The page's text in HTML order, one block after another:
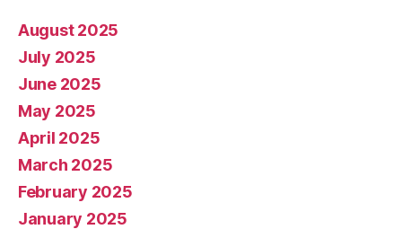
August 2025
July 2025
June 2025
May 2025
April 2025
March 2025
February 2025
January 2025